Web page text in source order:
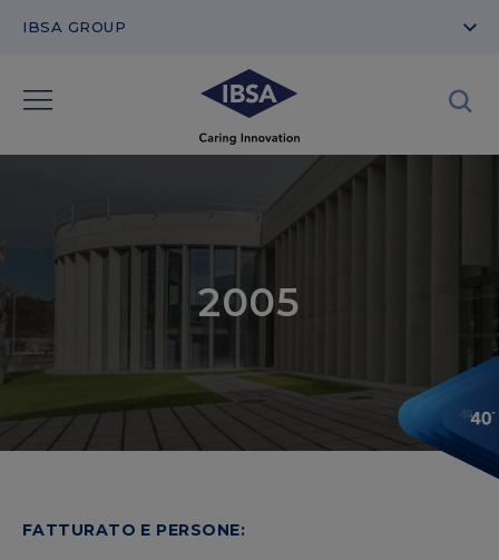
IBSA GROUP
2005
FATTURATO E PERSONE: